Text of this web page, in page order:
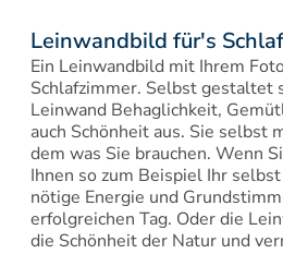
Leinwandbild für's
Ein Leinwandbild mit Ihrem
Schlafzimmer. Selbst gestaltet
Leinwand Behaglichkeit,
auch Schönheit aus. Sie selbst
dem was Sie brauchen. Wenn
Ihnen so zum Beispiel Ihr
nötige Energie und
erfolgreichen Tag. Oder die
die Schönheit der Natur und